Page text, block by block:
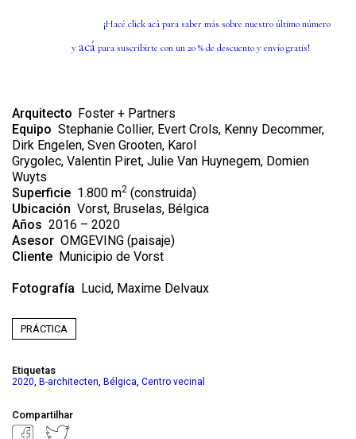
¡Hacé clickacápara saber más sobre nuestro último número
yacápara suscribirte con un 20 % de descuento y envío gratis!
Arquitecto Foster + Partners
Equipo Stephanie Collier, Evert Crols, Kenny Decommer,
Dirk Engelen, Sven Grooten, Karol
Grygolec, Valentin Piret, Julie Van Huynegem, Domien
Wuyts
Superficie 1.800 m2 (construida)
Ubicación Vorst, Bruselas, Bélgica
Años 2016 – 2020
Asesor OMGEVING (paisaje)
Cliente Municipio de Vorst
Fotografía Lucid, Maxime Delvaux
PRÁCTICA
Etiquetas
2020 B-architecten Bélgica Centro vecinal
Compartilhar